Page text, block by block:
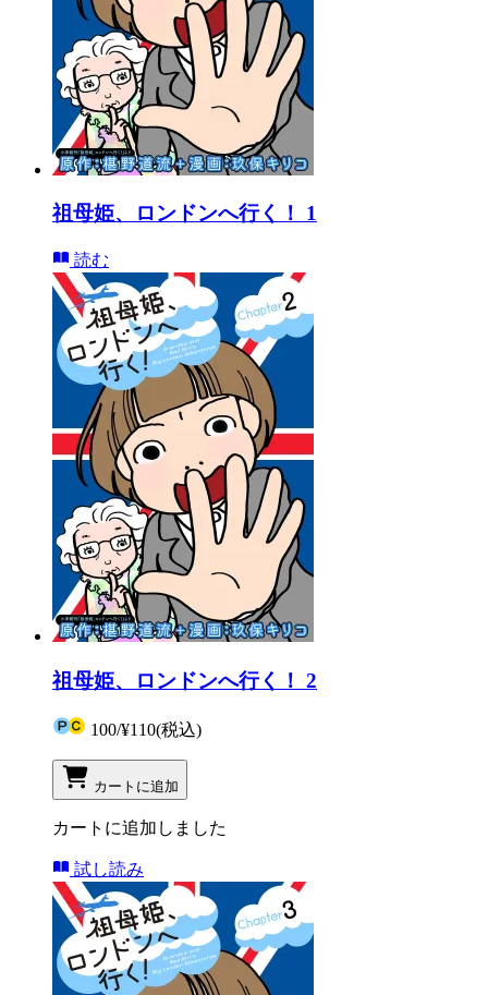
祖母姫、ロンドンへ行く！ 1
読む
祖母姫、ロンドンへ行く！ 2
100/¥110(税込)
カートに追加
カートに追加しました
試し読み